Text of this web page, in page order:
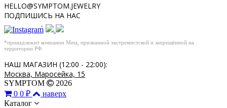
HELLO@SYMPTOM.JEWELRY
ПОДПИШИСЬ НА НАС
*
*принадлежит компании Meta, признанной экстремистской и запрещённой на
территории РФ
НАШ МАГАЗИН (12:00 - 22:00):
Москва, Маросейка, 15
SYMPTOM
2026
0 0 ₽
наверх
Каталог